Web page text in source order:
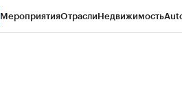
МероприятияОтраслиНедвижимость